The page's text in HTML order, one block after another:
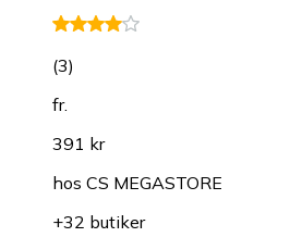
(3)
fr.
391 kr
hos CS MEGASTORE
+32 butiker